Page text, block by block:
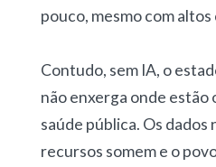
pouco, mesmo com
Contudo, sem IA, o
não enxerga onde estão
saúde pública. Os dados
recursos somem e o